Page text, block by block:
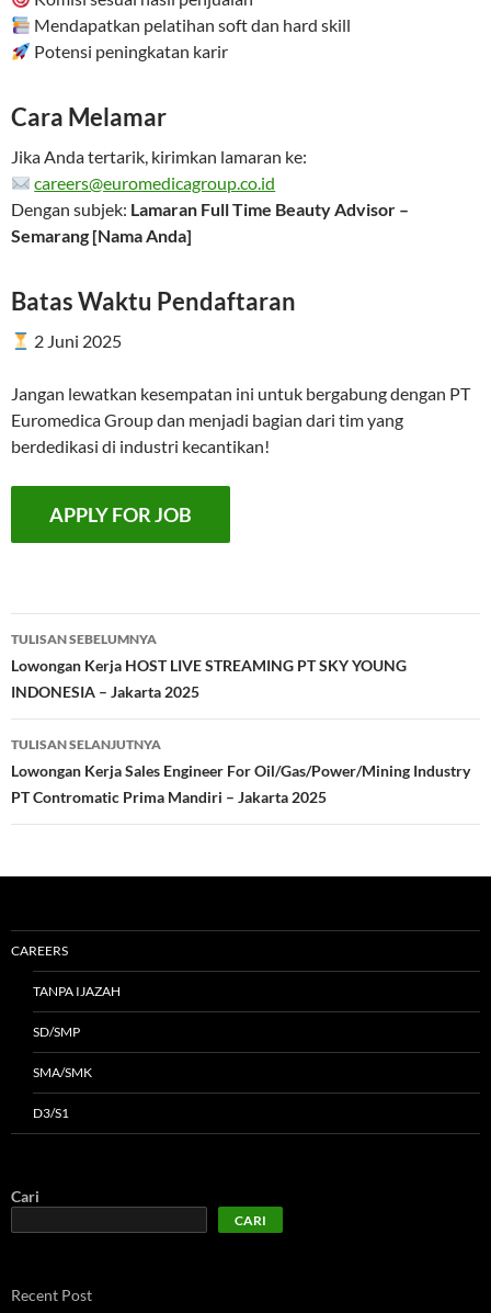
Mendapatkan pelatihan soft dan hard skill
Potensi peningkatan karir
Cara Melamar
Jika Anda tertarik, kirimkan lamaran ke:
careers@euromedicagroup.co.id
Dengan subjek: Lamaran Full Time Beauty Advisor –
Semarang [Nama Anda]
Batas Waktu Pendaftaran
2 Juni 2025
Jangan lewatkan kesempatan ini untuk bergabung dengan PT
Euromedica Group dan menjadi bagian dari tim yang
berdedikasi di industri kecantikan!
Navigasi
Tulisan
TULISAN SEBELUMNYA
Lowongan Kerja HOST LIVE STREAMING PT SKY YOUNG
INDONESIA – Jakarta 2025
TULISAN SELANJUTNYA
Lowongan Kerja Sales Engineer For Oil/Gas/Power/Mining Industry
PT Contromatic Prima Mandiri – Jakarta 2025
CAREERS
TANPA IJAZAH
SD/SMP
SMA/SMK
D3/S1
Cari
CARI
Recent Post